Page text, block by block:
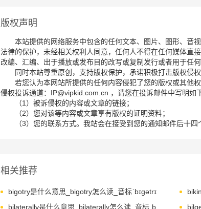
版权声明
本站提供的网络服务中包含的任何文本、图片、图形、音
法律的保护，未经相关权利人同意，任何人不得在任何媒体直
改编、汇编、出于播放或发布目的改写或复制发行或者用于任何
同时本站尊重原创，支持版权保护，承诺积极打击版权侵权
若您认为本网站所提供的任何内容侵犯了您的版权或其他
侵权投诉通道：IP@vipkid.com.cn ，请您在投诉邮件中写明如
（1）被诉侵权的内容或文章的链接；
（2）您对该等内容或文章享有版权的证明资料；
（3）您的联系方式。我站会在接受到您的通知邮件后十四
相关推荐
bigotry是什么意思_bigotry怎么读_音标ˈbɪgətrɪ
bilaterally是什么意思_bilaterally怎么读_音标ˌbaɪ'lætərəlɪ